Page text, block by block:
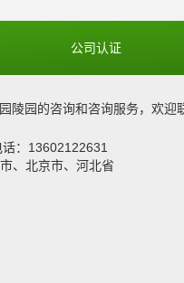
公司认证
陵园的咨询和咨询服务，欢迎
：13602122631
、北京市、河北省